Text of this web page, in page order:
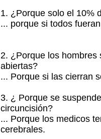
1. ¿Porque solo el 10%
... porque si todos
2. ¿Porque los hombres
abiertas?
... Porque si las cierran
3. ¿ Porque se
circuncisión?
... Porque los medicos
cerebrales.